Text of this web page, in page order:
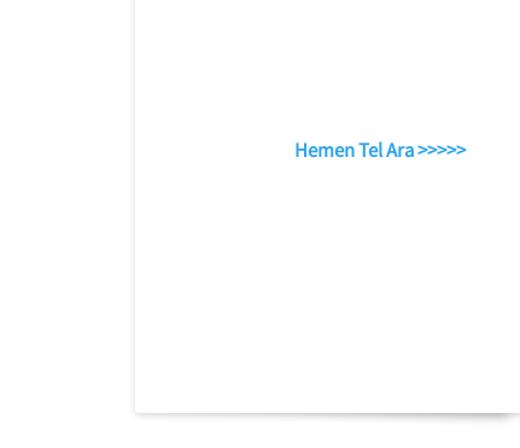
Hemen Tel Ara >>>>>